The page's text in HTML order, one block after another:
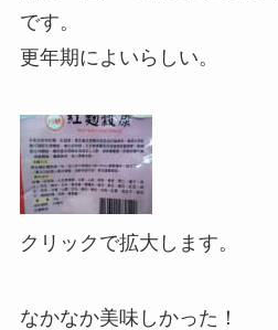
です。
更年期によいらしい。
クリックで拡大します。
なかなか美味しかった！